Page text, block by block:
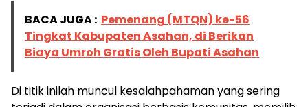
BACA JUGA : Pemenang (MTQN) ke-56
Tingkat Kabupaten Asahan, di Berikan
Biaya Umroh Gratis Oleh Bupati Asahan
Di titik inilah muncul kesalahpahaman yang sering